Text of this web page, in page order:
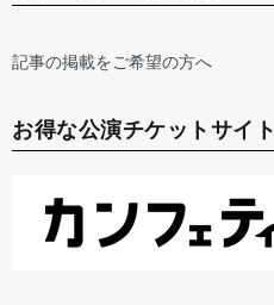
記事の掲載をご希望の方へ
お得な公演チケットサイト